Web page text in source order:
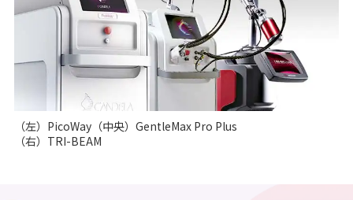
（左）PicoWay（中央）GentleMax Pro Plus
（右）TRI-BEAM